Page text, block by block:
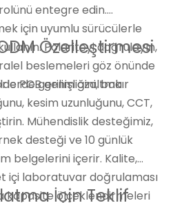
entegre edin.
için uyumlu sürücülerle
Polariteyi doğrulayın,
beslemeleri göz önünde
gerilim azaltma
Özelleştirmesi
PCB genişliğini, bakır
kesim uzunluğunu, CCT,
Mühendislik desteğimiz,
desteği ve 10 günlük
belgelerini içerir. Kalite,
içi laboratuvar doğrulaması
kapasite ölçeklendirmeleri
İçin Teklif